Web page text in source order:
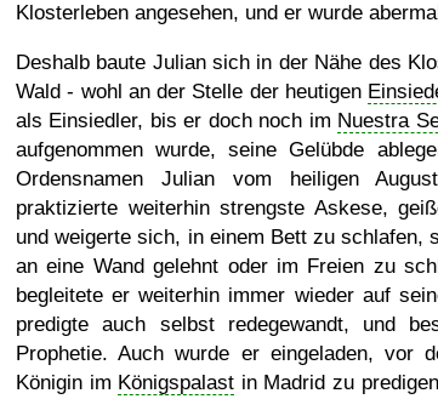
Klosterleben angesehen, und er wurde
Deshalb baute Julian sich in der Nähe des
Wald - wohl an der Stelle der heutigen
als Einsiedler, bis er doch noch im Nuestra
aufgenommen wurde, seine Gelübde
Ordensnamen Julian vom heiligen
praktizierte weiterhin strengste Askese,
und weigerte sich, in einem Bett zu schlafen,
an eine Wand gelehnt oder im Freien zu
begleitete er weiterhin immer wieder auf
predigte auch selbst redegewandt, und
Prophetie. Auch wurde er eingeladen, vor
Königin im Königspalast in Madrid zu